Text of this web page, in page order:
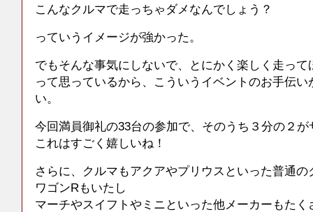
こんなクルマで走っちゃダメなんでしょう？
っていうイメージが強かった。
でもそんな事気にしないで、とにかく楽しく走って
って思っているから、こういうイベントのお手伝
い。
今回満員御礼の33台の参加で、そのうち３分の２
これはすごく嬉しいね！
さらに、クルマもアクアやプリウスといった普通の
ワゴンRもいたし
マーチやスイフトやミニといった他メーカーもたく